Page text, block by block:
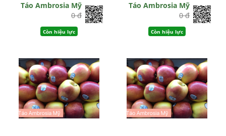
Táo Ambrosia Mỹ
0 đ
Còn hiệu lực
Táo Ambrosia Mỹ
0 đ
Còn hiệu lực